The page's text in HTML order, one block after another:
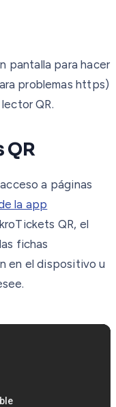
pantalla para hacer
problemas https)
QR.
QR
a páginas
la app
QR, el
fichas
en el dispositivo u